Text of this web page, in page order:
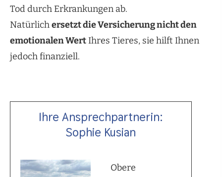
Tod durch Erkrankungen ab.
Natürlichersetzt die Versicherung nicht den
emotionalen Wert Ihres Tieres, sie hilft Ihnen
jedoch finanziell.
Ihre Ansprechpartnerin:
Sophie Kusian
Obere